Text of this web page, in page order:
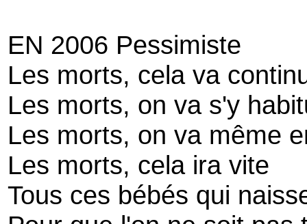
EN 2006 Pessimiste
Les morts, cela va
Les morts, on va s'y
Les morts, on va même
Les morts, cela ira vite
Tous ces bébés qui